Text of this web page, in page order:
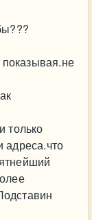
показывая.не
только